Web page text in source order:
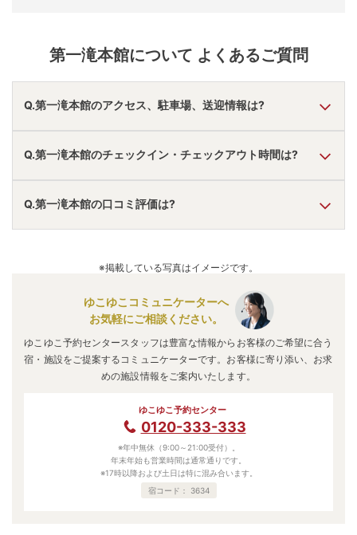
第一滝本館について よくあるご質問
Q.第一滝本館のアクセス、駐車場、送迎情報は?
A. 車で登別東I,Cより10分。
駐車場あり。
Q.第一滝本館のチェックイン・チェックアウト時間は?
A. チェックインは14:00~19:00
10:00
です。
※プランによって異なる場合があります。
Q.第一滝本館の口コミ評価は?
口コミ情報の詳細はこちら。
※掲載している写真はイメージです。
ゆこゆこコミュニケーターへ
お気軽にご相談ください。
ゆこゆこ予約センタースタッフは豊富な情報からお客様のご希望に合う
宿・施設をご提案するコミュニケーターです。お客様に寄り添い、お求
めの施設情報をご案内いたします。
ゆこゆこ予約センター
0120-333-333
※年中無休（9:00～21:00受付）。
年末年始も営業時間は通常通りです。
※17時以降および土日は特に混み合います。
宿コード：
3634